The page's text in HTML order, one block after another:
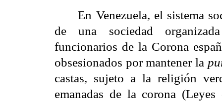
En Venezuela, el sistema
de una sociedad
funcionarios de la Corona
obsesionados por mantener la
castas, sujeto a la religión
emanadas de la corona